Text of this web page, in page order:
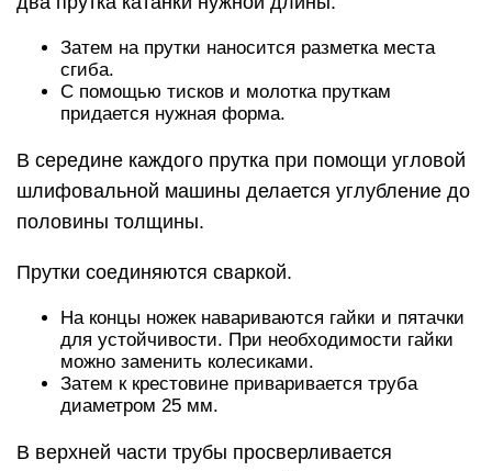
Затем на прутки наносится разметка места
сгиба.
С помощью тисков и молотка пруткам
придается нужная форма.
В середине каждого прутка при помощи угловой
шлифовальной машины делается углубление до
половины толщины.
Прутки соединяются сваркой.
На концы ножек навариваются гайки и пятачки
для устойчивости. При необходимости гайки
можно заменить колесиками.
Затем к крестовине приваривается труба
диаметром 25 мм.
В верхней части трубы просверливается